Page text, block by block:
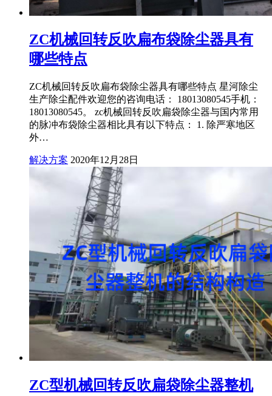
ZC机械回转反吹扁布袋除尘器具有
哪些特点
ZC机械回转反吹扁布袋除尘器具有哪些特点 星河除尘
生产除尘配件欢迎您的咨询电话： 18013080545手机：
18013080545。 zc机械回转反吹扁袋除尘器与国内常用
的脉冲布袋除尘器相比具有以下特点： 1. 除严寒地区
外…
解决方案 2020年12月28日
ZC型机械回转反吹扁袋除尘器整机